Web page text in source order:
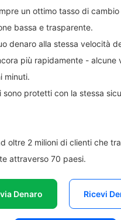
un ottimo tasso di cambio
bassa e trasparente.
denaro alla stessa velocità
più rapidamente - alcune
minuti.
sono protetti con la stessa
oltre 2 milioni di clienti che
attraverso 70 paesi.
Denaro Ricevi